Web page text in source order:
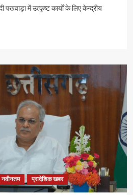
में उत्कृष्ट कार्यों के लिए केन्द्रीय
नवीनतम प्रादेशिक खबर